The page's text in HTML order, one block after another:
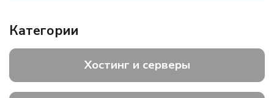
Категории
Хостинг и серверы